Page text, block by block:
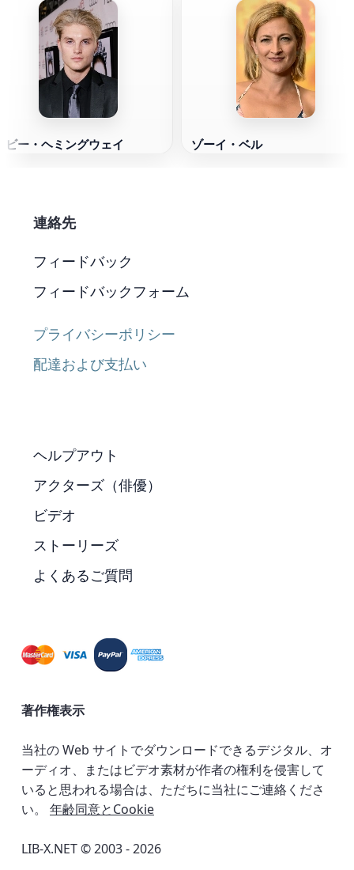
ビー・ヘミングウェイ ゾーイ・ベル
連絡先
フィードバック
フィードバックフォーム
プライバシーポリシー
配達および支払い
ヘルプアウト
アクターズ（俳優）
ビデオ
ストーリーズ
よくあるご質問
著作権表示
当社の Web サイトでダウンロードできるデジタル、オ
ーディオ、またはビデオ素材が作者の権利を侵害して
いると思われる場合は、ただちに当社にご連絡くださ
い。 年齢同意とCookie
LIB-X.NET © 2003 - 2026